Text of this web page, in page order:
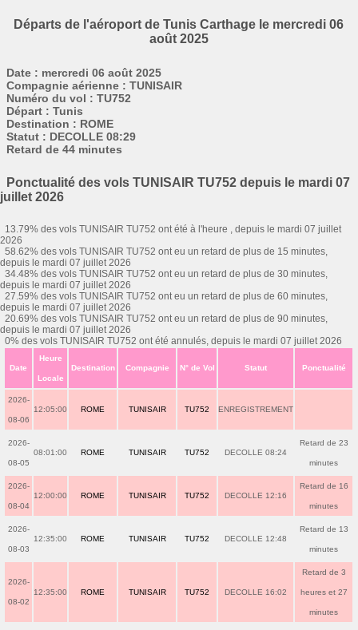
Départs de l'aéroport de Tunis Carthage le mercredi 06
août 2025
Date : mercredi 06 août 2025
Compagnie aérienne : TUNISAIR
Numéro du vol : TU752
Départ : Tunis
Destination : ROME
Statut : DECOLLE 08:29
Retard de 44 minutes
Ponctualité des vols TUNISAIR TU752 depuis le mardi 07
juillet 2026
13.79% des vols TUNISAIR TU752 ont été à l'heure , depuis le mardi 07 juillet
2026
58.62% des vols TUNISAIR TU752 ont eu un retard de plus de 15 minutes,
depuis le mardi 07 juillet 2026
34.48% des vols TUNISAIR TU752 ont eu un retard de plus de 30 minutes,
depuis le mardi 07 juillet 2026
27.59% des vols TUNISAIR TU752 ont eu un retard de plus de 60 minutes,
depuis le mardi 07 juillet 2026
20.69% des vols TUNISAIR TU752 ont eu un retard de plus de 90 minutes,
depuis le mardi 07 juillet 2026
0% des vols TUNISAIR TU752 ont été annulés, depuis le mardi 07 juillet 2026
Date
Heure
Locale
Destination Compagnie N° de Vol Statut Ponctualité
2026-
08-06
12:05:00 ROME TUNISAIR TU752 ENREGISTREMENT
2026-
08-05
08:01:00 ROME TUNISAIR TU752 DECOLLE 08:24
Retard de 23
minutes
2026-
08-04
12:00:00 ROME TUNISAIR TU752 DECOLLE 12:16
Retard de 16
minutes
2026-
08-03
12:35:00 ROME TUNISAIR TU752 DECOLLE 12:48
Retard de 13
minutes
2026-
08-02
12:35:00 ROME TUNISAIR TU752 DECOLLE 16:02
Retard de 3
heures et 27
minutes